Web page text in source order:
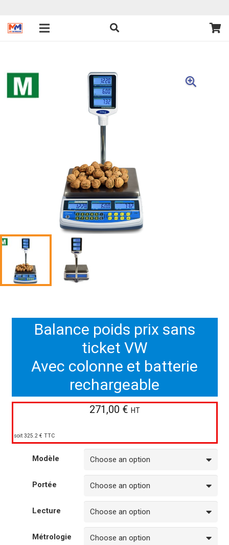
Balance poids prix sans
ticket VW
Avec colonne et batterie
rechargeable
271,00 € HT
soit 325.2 € TTC
Modèle
Portée
Lecture
Métrologie